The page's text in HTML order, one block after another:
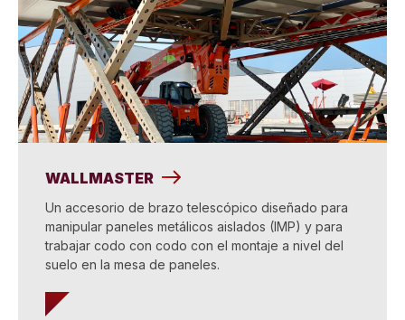
WALLMASTER
Un accesorio de brazo telescópico diseñado para
manipular paneles metálicos aislados (IMP) y para
trabajar codo con codo con el montaje a nivel del
suelo en la mesa de paneles.